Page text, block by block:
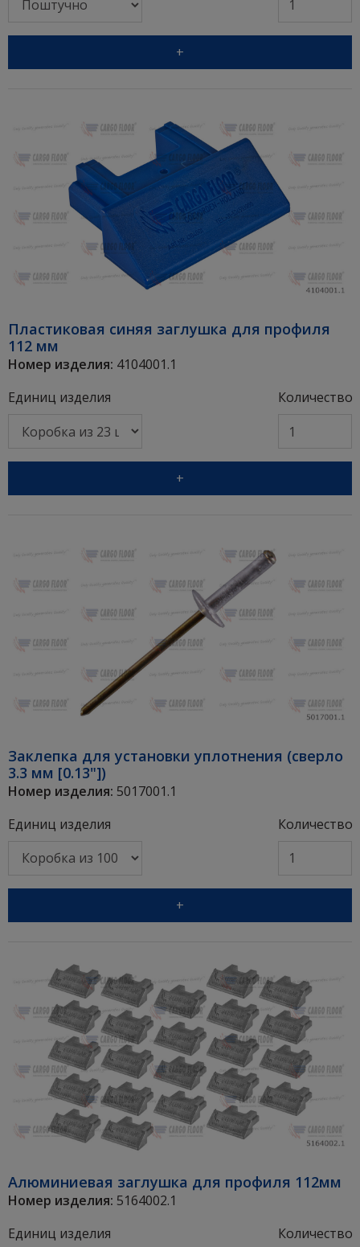
+
Пластиковая синяя заглушка для профиля
112 мм
Номер изделия: 4104001.1
Единиц изделия
Количество
+
Заклепка для установки уплотнения (сверло
3.3 мм [0.13"])
Номер изделия: 5017001.1
Единиц изделия
Количество
+
Алюминиевая заглушка для профиля 112мм
Номер изделия: 5164002.1
Единиц изделия
Количество